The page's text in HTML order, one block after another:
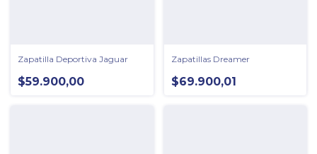
Zapatilla Deportiva Jaguar
$59.900,00
Zapatillas Dreamer
$69.900,01